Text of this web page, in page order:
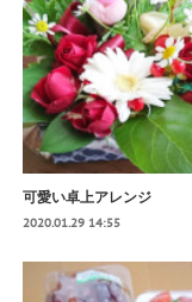
可愛い卓上アレンジ
2020.01.29 14:55